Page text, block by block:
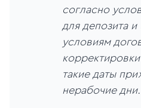
согласно
для депозита
условиям
такие даты
нерабочие дни.